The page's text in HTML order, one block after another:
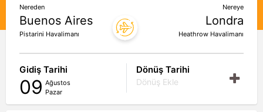
Nereden
Buenos Aires
Pistarini Havalimanı
Nereye
Londra
Heathrow Havalimanı
Gidiş Tarihi
09 Ağustos
Pazar
Dönüş Tarihi
Dönüş Ekle